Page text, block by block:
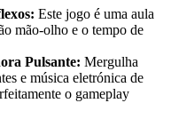
Este jogo é uma aula
mão-olho e o tempo de
Pulsante: Mergulha
e música eletrónica de
o gameplay